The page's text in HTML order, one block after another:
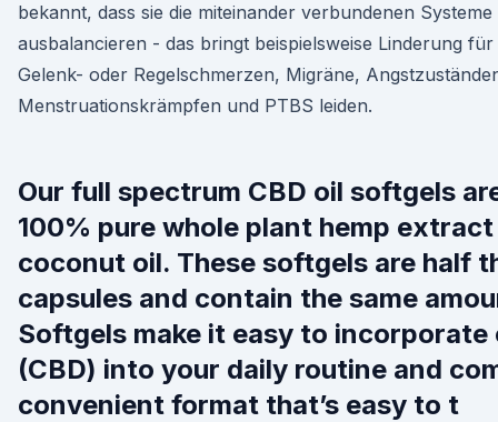
bekannt, dass sie die miteinander verbundenen
ausbalancieren - das bringt beispielsweise Linderung
Gelenk- oder Regelschmerzen, Migräne,
Menstruationskrämpfen und PTBS leiden.
Our full spectrum CBD oil softgels
100% pure whole plant hemp
coconut oil. These softgels are half
capsules and contain the same
Softgels make it easy to incorporate
(CBD) into your daily routine and
convenient format that’s easy to t